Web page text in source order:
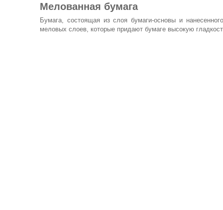
Мелованная бумага
Бумага, состоящая из слоя бумаги-основы и
меловых слоев, которые придают бумаге высокую